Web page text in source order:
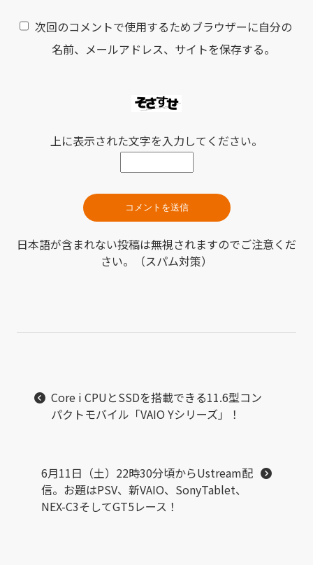
次回のコメントで使用するためブラウザーに自分の
名前、メールアドレス、サイトを保存する。
上に表示された文字を入力してください。
日本語が含まれない投稿は無視されますのでご注意くだ
さい。（スパム対策）
Core i CPUとSSDを搭載できる11.6型コン
パクトモバイル「VAIO Yシリーズ」！
6月11日（土）22時30分頃からUstream配
信。お題はPSV、新VAIO、SonyTablet、
NEX-C3そしてGT5レース！